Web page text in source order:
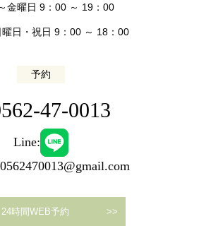
金曜日 9：00 ～ 19：00
曜日・祝日 9：00 ～ 18：00
予約
47-0013
Line:
24時間WEB予約